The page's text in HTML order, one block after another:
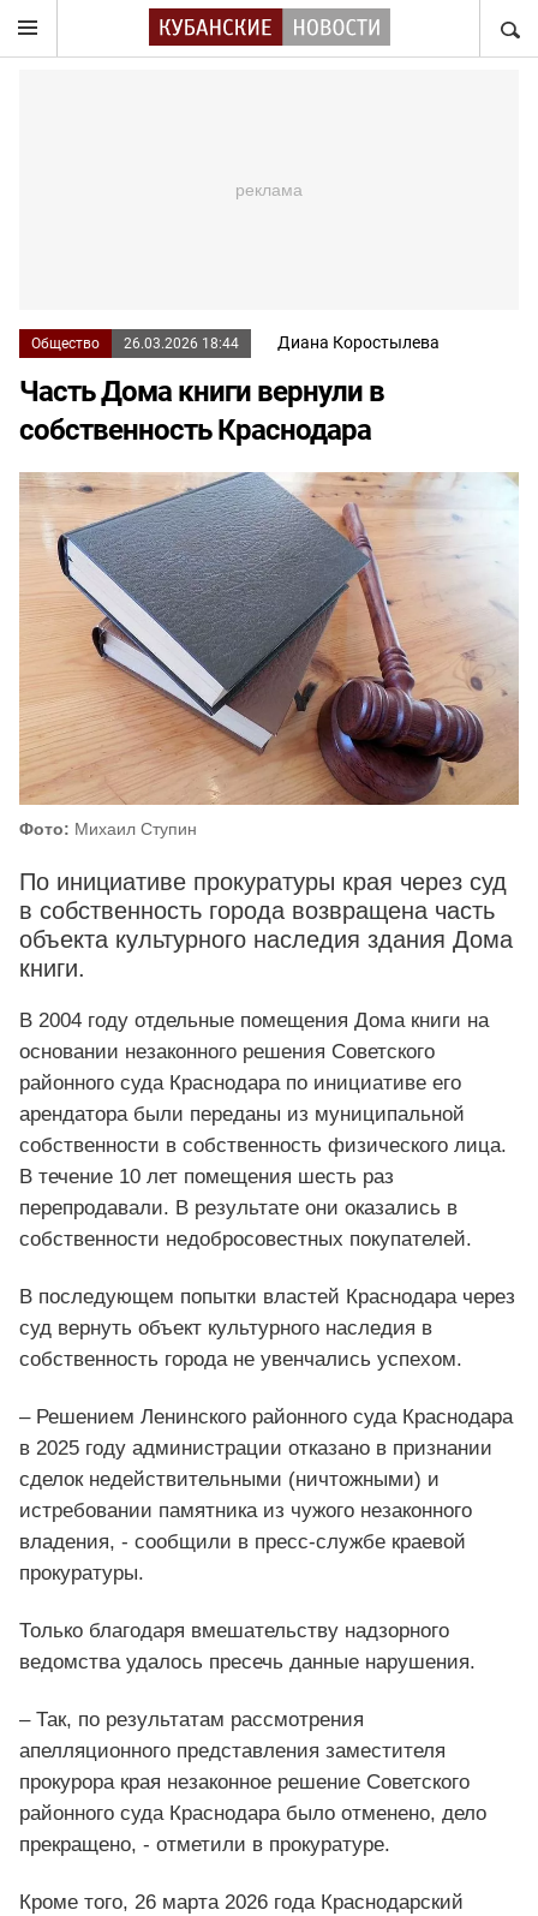
Общество 26.03.2026 18:44 Диана Коростылева
Часть Дома книги вернули в
собственность Краснодара
Фото: Михаил Ступин
По инициативе прокуратуры края через суд
в собственность города возвращена часть
объекта культурного наследия здания Дома
книги.
В 2004 году отдельные помещения Дома книги на
основании незаконного решения Советского
районного суда Краснодара по инициативе его
арендатора были переданы из муниципальной
собственности в собственность физического лица.
В течение 10 лет помещения шесть раз
перепродавали. В результате они оказались в
собственности недобросовестных покупателей.
В последующем попытки властей Краснодара через
суд вернуть объект культурного наследия в
собственность города не увенчались успехом.
– Решением Ленинского районного суда Краснодара
в 2025 году администрации отказано в признании
сделок недействительными (ничтожными) и
истребовании памятника из чужого незаконного
владения, - сообщили в пресс-службе краевой
прокуратуры.
Только благодаря вмешательству надзорного
ведомства удалось пресечь данные нарушения.
– Так, по результатам рассмотрения
апелляционного представления заместителя
прокурора края незаконное решение Советского
районного суда Краснодара было отменено, дело
прекращено, - отметили в прокуратуре.
Кроме того, 26 марта 2026 года Краснодарский